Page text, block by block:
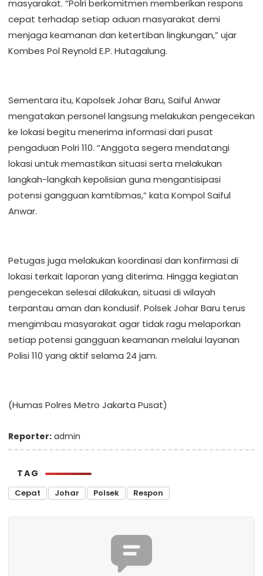
masyarakat. “Polri berkomitmen memberikan respons
cepat terhadap setiap aduan masyarakat demi
menjaga keamanan dan ketertiban lingkungan,” ujar
Kombes Pol Reynold E.P. Hutagalung.
Sementara itu, Kapolsek Johar Baru, Saiful Anwar
mengatakan personel langsung melakukan pengecekan
ke lokasi begitu menerima informasi dari pusat
pengaduan Polri 110. “Anggota segera mendatangi
lokasi untuk memastikan situasi serta melakukan
langkah-langkah kepolisian guna mengantisipasi
potensi gangguan kamtibmas,” kata Kompol Saiful
Anwar.
Petugas juga melakukan koordinasi dan konfirmasi di
lokasi terkait laporan yang diterima. Hingga kegiatan
pengecekan selesai dilakukan, situasi di wilayah
terpantau aman dan kondusif. Polsek Johar Baru terus
mengimbau masyarakat agar tidak ragu melaporkan
setiap potensi gangguan keamanan melalui layanan
Polisi 110 yang aktif selama 24 jam.
(Humas Polres Metro Jakarta Pusat)
Reporter: admin
TAG
Cepat Johar Polsek Respon